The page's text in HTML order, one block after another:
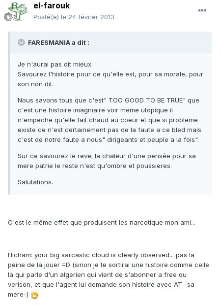
el-farouk
Posté(e) le 24 février 2013
FARESMANIA a dit :
Je n'aurai pas dit mieux.
Savourez l'histoire pour ce qu'elle est, pour sa morale, pour
son non dit.
Nous savons tous que c'est" TOO GOOD TO BE TRUE" que
c'est une histoire imaginaire voir meme utopique il
n'empeche qu'elle fait chaud au coeur et que si probleme
existe ce n'est certainement pas de la faute a ce bled mais
c'est de notre faute a nous" dirigeants et peuple a la fois".
Sur ce savourez le reve; la chaleur d'une pensée pour sa
mere patrie le reste n'est qu'ombre et poussieres.
Salutations.
C'est le même effet que produisent les narcotique mon ami...
Hicham: your big sarcastic cloud is clearly observed... pas la
peine de la jouer =D (sinon je te sortirai une histoire comme celle
la qui parle d'un algerien qui vient de s'abonner a free ou
verison, et que l'agent lui demande son histoire avec AT -sa
mere-)